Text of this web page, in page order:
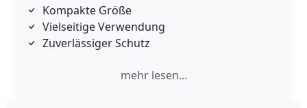
Kompakte Größe
Vielseitige Verwendung
Zuverlässiger Schutz
mehr lesen...